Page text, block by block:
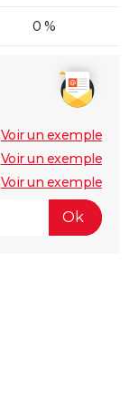
0 %
Voir un exemple
Voir un exemple
Voir un exemple